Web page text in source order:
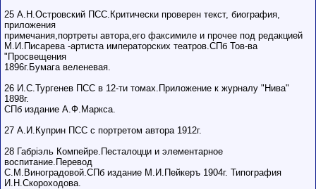
25 А.Н.Островский ПСС.Критически проверен текст, биография,
приложения
примечания,портреты автора,его факсимиле и прочее под редакцией
М.И.Писарева -артиста императорских театров.СПб Тов-ва
"Просвещения
1896г.Бумага веленевая.
26 И.С.Тургенев ПСС в 12-ти томах.Приложение к журналу "Нива"
1898г.
СПб издание А.Ф.Маркса.
27 А.И.Куприн ПСС с портретом автора 1912г.
28 Габрiэль Компейре.Песталоцци и элементарное
воспитание.Перевод
С.М.Виноградовой.СПб издание М.И.Пейкеръ 1904г. Типография
И.Н.Скороходова.